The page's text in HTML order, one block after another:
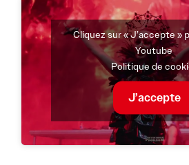
Cliquez sur « J’accepte »
Youtube
Politique de
J’accepte